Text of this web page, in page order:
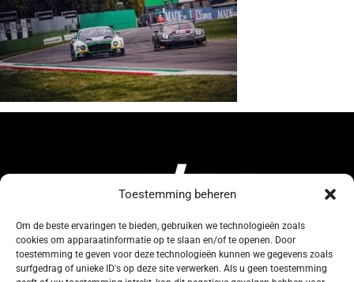
Toestemming beheren
Om de beste ervaringen te bieden, gebruiken we technologieën zoals
cookies om apparaatinformatie op te slaan en/of te openen. Door
toestemming te geven voor deze technologieën kunnen we gegevens zoals
surfgedrag of unieke ID's op deze site verwerken. Als u geen toestemming
134, Rue de Coquelet
5000 Bouge-Namur